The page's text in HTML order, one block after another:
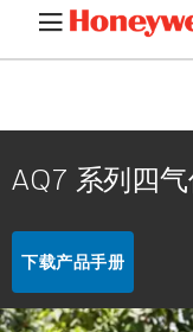
AQ7 系列四
下载产品手册